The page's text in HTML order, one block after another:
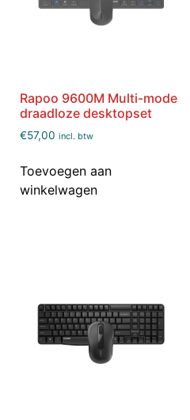
Rapoo 9600M Multi-mode
draadloze desktopset
€57,00 incl. btw
Toevoegen aan
winkelwagen